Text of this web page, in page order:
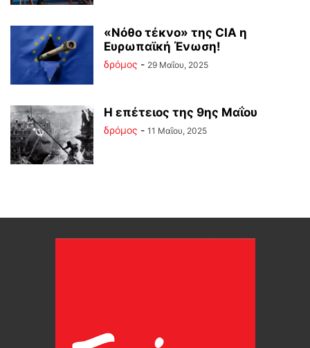
«Νόθο τέκνο» της CIA η
Ευρωπαϊκή Ένωση!
δρόμος - 29 Μαΐου, 2025
Η επέτειος της 9ης Μαΐου
δρόμος - 11 Μαΐου, 2025